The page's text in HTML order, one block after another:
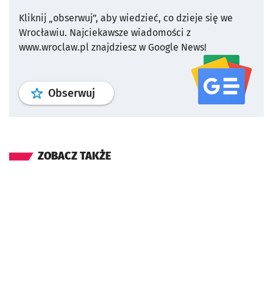
Kliknij „obserwuj”, aby wiedzieć, co dzieje się we
Wrocławiu. Najciekawsze wiadomości z
www.wroclaw.pl znajdziesz w Google News!
Obserwuj profil serwisu
ZOBACZ TAKŻE